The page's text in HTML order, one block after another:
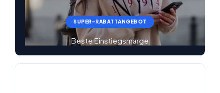
SUPER-RABATTANGEBOT
Beste Einstiegsmarge